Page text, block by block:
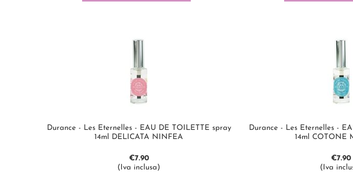
Durance - Les Eternelles - EAU DE TOILETTE spray
14ml DELICATA NINFEA
€7.90
(Iva inclusa)
Durance - Les Eternelles -
14ml COTONE
€7.90
(Iva